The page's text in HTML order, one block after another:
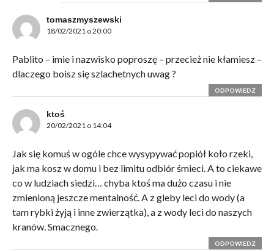
tomaszmyszewski
18/02/2021 o 20:00
Pablito – imie i nazwisko poproszę – przecież nie kłamiesz –
dlaczego boisz się szlachetnych uwag ?
ODPOWIEDZ
ktoś
20/02/2021 o 14:04
Jak się komuś w ogóle chce wysypywać popiół koło rzeki,
jak ma kosz w domu i bez limitu odbiór śmieci. A to ciekawe
co w ludziach siedzi… chyba ktoś ma dużo czasu i nie
zmienioną jeszcze mentalność. A z gleby leci do wody (a
tam rybki żyją i inne zwierzątka), a z wody leci do naszych
kranów. Smacznego.
ODPOWIEDZ